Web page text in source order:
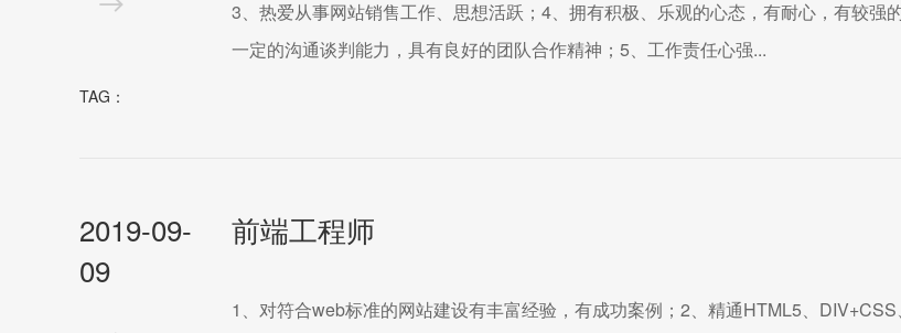
3、热爱从事网站销售工作、思想活跃；4、拥有积极、乐观的心态，有耐心，有较强
一定的沟通谈判能力，具有良好的团队合作精神；5、工作责任心强...
TAG：
2019-09-
09
前端工程师
1、对符合web标准的网站建设有丰富经验，有成功案例；2、精通HTML5、DIV+CSS